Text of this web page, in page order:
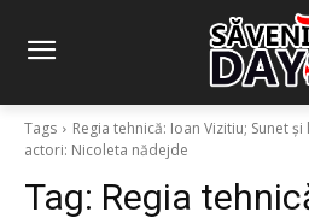
Tags
Regia tehnică: Ioan Vizitiu; Sunet
actori: Nicoleta nădejde
Tag: Regia